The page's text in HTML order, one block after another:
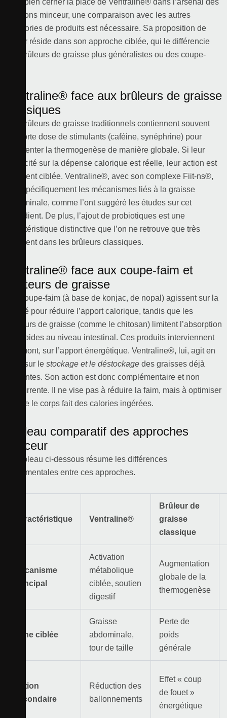
Pour bien cerner la place de Ventraline® dans l’arsenal des
solutions minceur, une comparaison avec les autres
catégories de produits est nécessaire. Sa proposition de
valeur réside dans son approche ciblée, qui le différencie
des brûleurs de graisse plus généralistes ou des coupe-
Ventraline® face aux brûleurs de graisse
classiques
Les brûleurs de graisse traditionnels contiennent souvent
une forte dose de stimulants (caféine, synéphrine) pour
augmenter la thermogenèse de manière globale. Si leur
efficacité sur la dépense calorique est réelle, leur action est
rarement ciblée. Ventraline®, avec son complexe Fiit-ns®,
vise spécifiquement les mécanismes liés à la graisse
abdominale, comme l’ont suggéré les études sur cet
ingrédient. De plus, l’ajout de probiotiques est une
caractéristique distinctive que l’on ne retrouve que très
rarement dans les brûleurs classiques.
Ventraline® face aux coupe-faim et
capteurs de graisse
Les coupe-faim (à base de konjac, de nopal) agissent sur la
satiété pour réduire l’apport calorique, tandis que les
capteurs de graisse (comme le chitosan) limitent l’absorption
des lipides au niveau intestinal. Ces produits interviennent
en amont, sur l’apport énergétique. Ventraline®, lui, agit en
aval, sur le stockage et le déstockage des graisses déjà
présentes. Son action est donc complémentaire et non
concurrente. Il ne vise pas à réduire la faim, mais à optimiser
ce que le corps fait des calories ingérées.
Tableau comparatif des approches
minceur
Le tableau ci-dessous résume les différences
fondamentales entre ces approches.
Caractéristique Ventraline®
Brûleur de
graisse
classique
Mécanisme
principal
Activation
métabolique
ciblée, soutien
digestif
Augmentation
globale de la
thermogenèse
Zone ciblée
Graisse
abdominale,
tour de taille
Perte de
poids
générale
Action
secondaire
Réduction des
ballonnements
Effet « coup
de fouet »
énergétique